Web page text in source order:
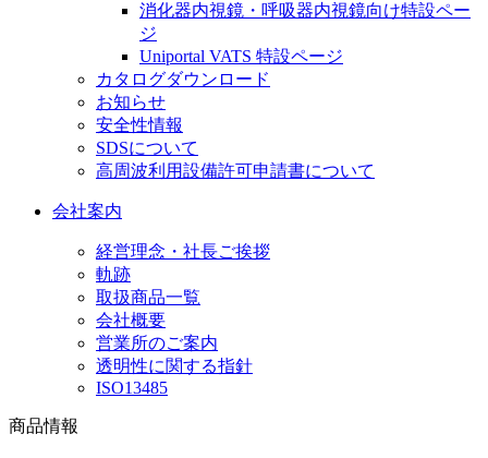
消化器内視鏡・呼吸器内視鏡向け特設ペー
ジ
Uniportal VATS 特設ページ
カタログダウンロード
お知らせ
安全性情報
SDSについて
高周波利用設備許可申請書について
会社案内
経営理念・社長ご挨拶
軌跡
取扱商品一覧
会社概要
営業所のご案内
透明性に関する指針
ISO13485
商品情報